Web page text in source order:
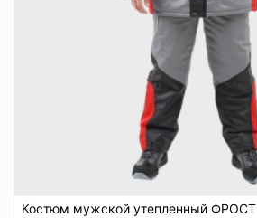
Костюм мужской утепленный ФРОСТ